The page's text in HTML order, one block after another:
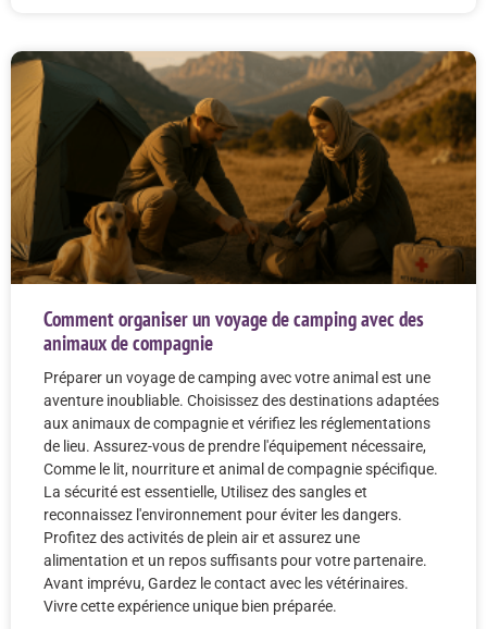
Comment organiser un voyage de camping avec des
animaux de compagnie
Préparer un voyage de camping avec votre animal est une
aventure inoubliable. Choisissez des destinations adaptées
aux animaux de compagnie et vérifiez les réglementations
de lieu. Assurez-vous de prendre l'équipement nécessaire,
Comme le lit, nourriture et animal de compagnie spécifique.
La sécurité est essentielle, Utilisez des sangles et
reconnaissez l'environnement pour éviter les dangers.
Profitez des activités de plein air et assurez une
alimentation et un repos suffisants pour votre partenaire.
Avant imprévu, Gardez le contact avec les vétérinaires.
Vivre cette expérience unique bien préparée.